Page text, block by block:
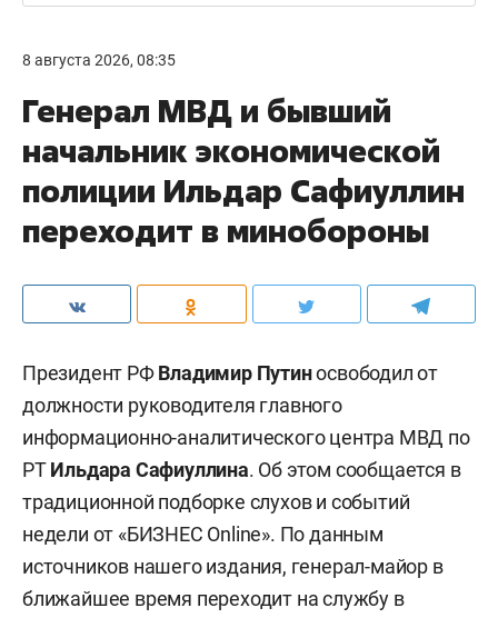
8 августа 2026, 08:35
Генерал МВД и бывший
начальник экономической
полиции Ильдар Сафиуллин
переходит в минобороны
Президент РФВладимир Путиносвободил от
должности руководителя главного
информационно-аналитического центра МВД по
РТИльдара Сафиуллина. Об этом сообщается в
традиционной подборке слухов и событий
недели от «БИЗНЕС Online». По данным
источников нашего издания, генерал-майор в
ближайшее время переходит на службу в